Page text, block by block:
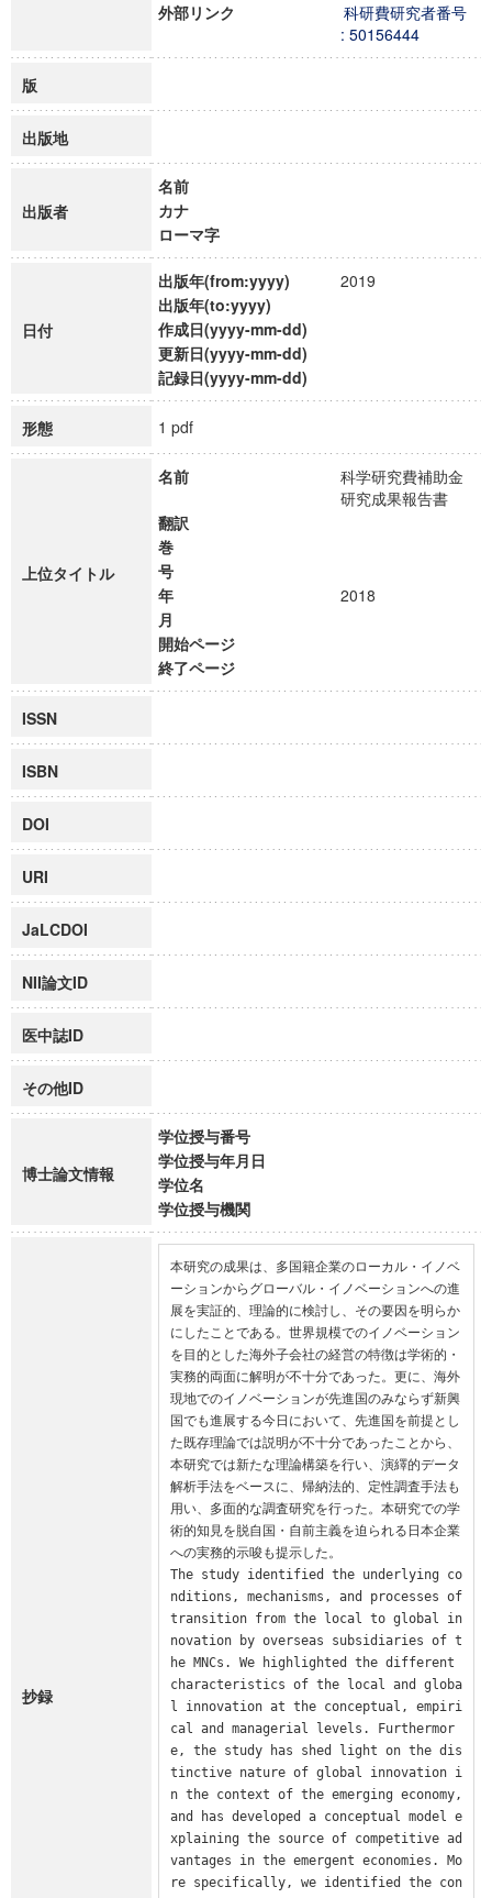
外部リンク
科研費研究者番号
: 50156444
版
出版地
出版者
名前
カナ
ローマ字
日付
出版年(from:yyyy)
2019
出版年(to:yyyy)
作成日(yyyy-mm-dd)
更新日(yyyy-mm-dd)
記録日(yyyy-mm-dd)
形態 1 pdf
上位タイトル
名前
科学研究費補助金
研究成果報告書
翻訳
巻
号
年
2018
月
開始ページ
終了ページ
ISSN
ISBN
DOI
URI
JaLCDOI
NII論文ID
医中誌ID
その他ID
博士論文情報
学位授与番号
学位授与年月日
学位名
学位授与機関
抄録
本研究の成果は、多国籍企業のローカル・イノベ
ーションからグローバル・イノベーションへの進
展を実証的、理論的に検討し、その要因を明らか
にしたことである。世界規模でのイノベーション
を目的とした海外子会社の経営の特徴は学術的・
実務的両面に解明が不十分であった。更に、海外
現地でのイノベーションが先進国のみならず新興
国でも進展する今日において、先進国を前提とし
た既存理論では説明が不十分であったことから、
本研究では新たな理論構築を行い、演繹的データ
解析手法をベースに、帰納法的、定性調査手法も
用い、多面的な調査研究を行った。本研究での学
術的知見を脱自国・自前主義を迫られる日本企業
への実務的示唆も提示した。
The study identified the underlying co
nditions, mechanisms, and processes of
transition from the local to global in
novation by overseas subsidiaries of t
he MNCs. We highlighted the different
characteristics of the local and globa
l innovation at the conceptual, empiri
cal and managerial levels. Furthermor
e, the study has shed light on the dis
tinctive nature of global innovation i
n the context of the emerging economy,
and has developed a conceptual model e
xplaining the source of competitive ad
vantages in the emergent economies. Mo
re specifically, we identified the con